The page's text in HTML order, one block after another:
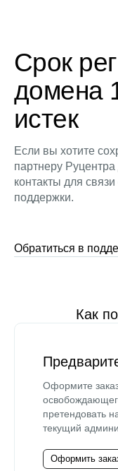
Срок
домена
истек
Если вы хотите
партнеру
контакты для
поддержки.
Обратиться в
Как
Оформите
претендовать
текущий
Оформить